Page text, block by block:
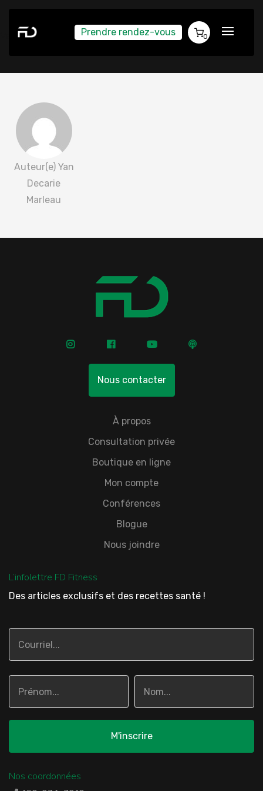
Prendre rendez-vous 0
Vanessa Valdelomar 2022-05-02
Auteur(e) Yan
Decarie
Marleau
Nous contacter
À propos
Consultation privée
Boutique en ligne
Mon compte
Conférences
Blogue
Nous joindre
L’infolettre FD Fitness
Des articles exclusifs et des recettes santé !
Nos coordonnées